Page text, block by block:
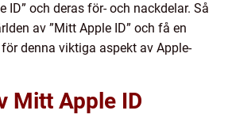
ID” och deras för- och nackdelar. Så
av ”Mitt Apple ID” och få en
denna viktiga aspekt av Apple-
Mitt Apple ID